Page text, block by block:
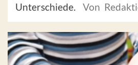
Unterschiede.
Von